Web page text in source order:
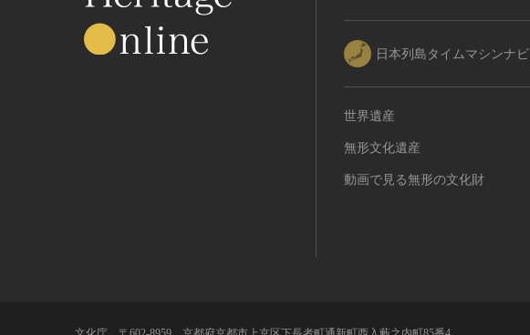
日本列島タイムマシンナビ
世界遺産
無形文化遺産
動画で見る無形の文化財